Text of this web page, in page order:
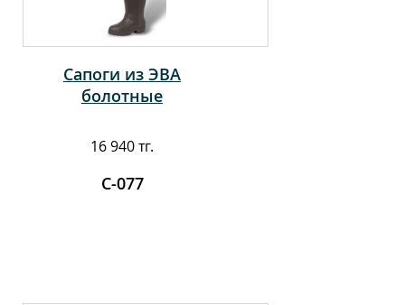
Сапоги из ЭВА
болотные
16 940 тг.
C-077